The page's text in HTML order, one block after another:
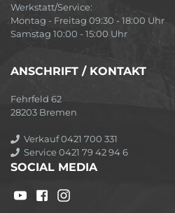
Werkstatt/Service:
Montag - Freitag 09:30 - 18:00 Uhr
Samstag 10:00 - 15:00 Uhr
ANSCHRIFT / KONTAKT
Fehrfeld 62
28203 Bremen
Verkauf 0421 700 331
Service 0421 79 42 94 6
SOCIAL MEDIA